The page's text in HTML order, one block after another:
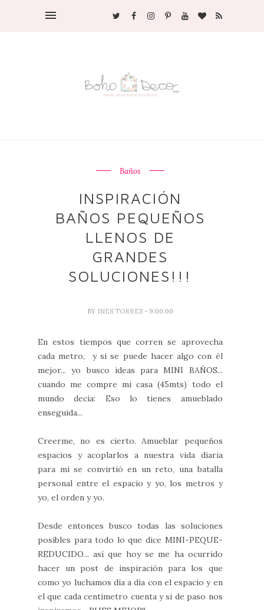
Baños
INSPIRACIÓN
BAÑOS PEQUEÑOS
LLENOS DE
GRANDES
SOLUCIONES!!!
BY INES TORRES - 9:00:00
En estos tiempos que corren se aprovecha
cada metro, y si se puede hacer algo con él
mejor... yo busco ideas para MINI BAÑOS...
cuando me compre mi casa (45mts) todo el
mundo decía: Eso lo tienes amueblado
enseguida...
Creerme, no es cierto. Amueblar pequeños
espacios y acoplarlos a nuestra vida diaria
para mi se convirtió en un reto, una batalla
personal entre el espacio y yo, los metros y
yo, el orden y yo.
Desde entonces busco todas las soluciones
posibles para todo lo que dice MINI-PEQUE-
REDUCIDO... así que hoy se me ha ocurrido
hacer un post de inspiración para los que
como yo luchamos día a día con el espacio y en
el que cada centímetro cuenta y si de paso nos